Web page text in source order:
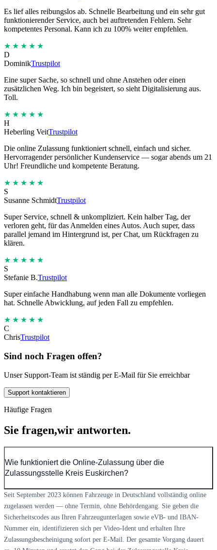
Es lief alles reibungslos ab. Schnelle Bearbeitung und ein sehr gut
funktionierender Service, auch bei auftretenden Fehlern. Sehr
kompetentes Personal. Kann ich zu 100% weiter empfehlen.
★★★★★
D
DominikTrustpilot
Eine super Sache, so schnell und ohne Anstehen oder einen
zusätzlichen Weg. Ich bin begeistert, so sieht Digitalisierung aus.
Toll.
★★★★★
H
Heberling VeitTrustpilot
Die online Zulassung funktioniert schnell, einfach und sicher.
Hervorragender persönlicher Kundenservice — sogar abends um 21
Uhr! Freundliche und kompetente Beratung.
★★★★★
S
Susanne SchmidtTrustpilot
Super Service, schnell & unkompliziert. Kein halber Tag, der
verloren geht, für das Anmelden eines Autos. Auch super, dass
parallel jemand im Hintergrund ist, per Chat, um Rückfragen zu
klären.
★★★★★
S
Stefanie B.Trustpilot
Super einfache Handhabung wenn man alle Dokumente vorliegen
hat. Schnelle Abwicklung, auf jeden Fall zu empfehlen.
★★★★★
C
ChrisTrustpilot
Sind noch Fragen offen?
Unser Support-Team ist ständig per E-Mail für Sie erreichbar
Support kontaktieren
Häufige Fragen
Sie fragen,wir antworten.
Wie funktioniert die Online-Zulassung über die
Zulassungsstelle Kreis Euskirchen?
Seit September 2023 können Fahrzeuge in Deutschland vollständig online
zugelassen werden — ohne Termin, ohne Behördengang. Sie geben die
Sicherheitscodes aus Ihren Fahrzeugunterlagen sowie eVB- und IBAN-
Nummer ein, identifizieren sich per Video-Ident und erhalten Ihre
Zulassungsbescheinigung sofort per E-Mail. Der gesamte Vorgang dauert